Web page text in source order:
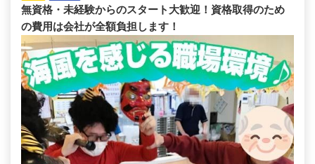
無資格・未経験からのスタート大歓迎！資格取得のため
の費用は会社が全額負担します！